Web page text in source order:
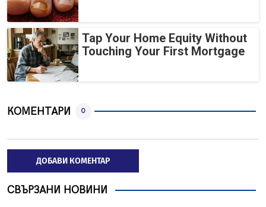
Tap Your Home Equity Without
Touching Your First Mortgage
КОМЕНТАРИ 0
ДОБАВИ КОМЕНТАР
СВЪРЗАНИ НОВИНИ